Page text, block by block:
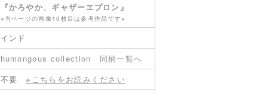
『かろやか、ギャザーエプロン』
※当ページの画像10枚目は参考作品です※
インド
humongous collection
同柄一覧へ
不要※こちらをお読みください